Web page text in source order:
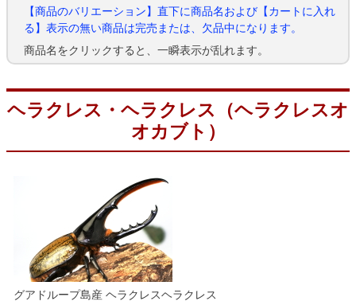
【商品のバリエーション】直下に商品名および【カートに入れ
る】表示の無い商品は完売または、欠品中になります。
商品名をクリックすると、一瞬表示が乱れます。
ヘラクレス・ヘラクレス（ヘラクレスオ
オカブト）
グアドループ島産 ヘラクレスヘラクレス